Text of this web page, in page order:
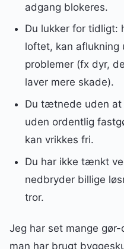
adgang blokeres.
Du lukker for tidligt:
loftet, kan aflukning
problemer (fx dyr,
laver mere skade).
Du tætnede uden at
uden ordentlig
kan vrikkes fri.
Du har ikke tænkt
nedbryder billige
tror.
Jeg har set mange
man har brugt